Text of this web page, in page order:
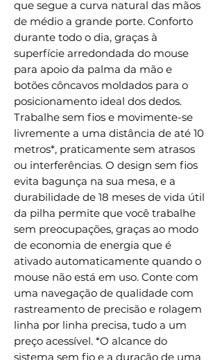
que segue a curva natural das mãos
de médio a grande porte. Conforto
durante todo o dia, graças à
superfície arredondada do mouse
para apoio da palma da mão e
botões côncavos moldados para o
posicionamento ideal dos dedos.
Trabalhe sem fios e movimente-se
livremente a uma distância de até 10
metros*, praticamente sem atrasos
ou interferências. O design sem fios
evita bagunça na sua mesa, e a
durabilidade de 18 meses de vida útil
da pilha permite que você trabalhe
sem preocupações, graças ao modo
de economia de energia que é
ativado automaticamente quando o
mouse não está em uso. Conte com
uma navegação de qualidade com
rastreamento de precisão e rolagem
linha por linha precisa, tudo a um
preço acessível. *O alcance do
sistema sem fio e a duração de uma